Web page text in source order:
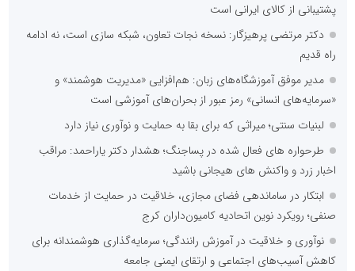
پشتیبانی از کالای ایرانی است
دکتر مرتضی پرهیزگار: نسخه نجات تعاون، شبکه سازی است، نه ادامه
راه قدیم
مدیر موفق آموزشگاه‌های زبان: هم‌افزایی «مدیریت هوشمند» و
«سرمایه‌های انسانی» رمز عبور از بحران‌های آموزشی است
لبنیات سنتی؛ میراثی که برای بقا به حمایت و نوآوری نیاز دارد
طرحواره های فعال شده در پساجنگ؛ هشدار دکتر یاراحمد: مراقب
اخبار زرد و واکنش های هیجانی باشید
ابتکار در ساماندهی فضای مجازی، خلاقیت در حمایت از خدمات
صنفی؛ رویکرد نوین اتحادیه کامیون‌داران کرج
نوآوری و خلاقیت در آموزش رانندگی؛ سرمایه‌گذاری هوشمندانه برای
کاهش آسیب‌های اجتماعی و ارتقای ایمنی جامعه